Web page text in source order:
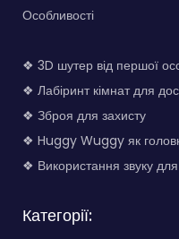
Особливості
❖ 3D шутер від першої
❖ Лабіринт кімнат для
❖ Зброя для захисту
❖ Huggy Wuggy як
❖ Використання звуку для
Категорії: